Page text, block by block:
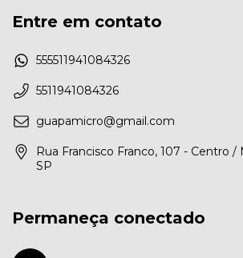
Entre em contato
555511941084326
5511941084326
guapamicro@gmail.com
Rua Francisco Franco, 107 - Centro
SP
Permaneça conectado